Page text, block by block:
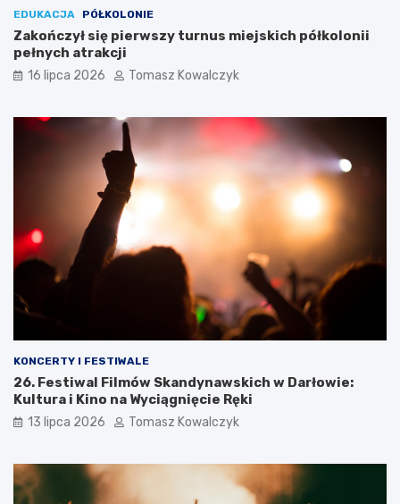
EDUKACJA PÓŁKOLONIE
Zakończył się pierwszy turnus miejskich półkolonii
pełnych atrakcji
16 lipca 2026 Tomasz Kowalczyk
KONCERTY I FESTIWALE
26. Festiwal Filmów Skandynawskich w Darłowie:
Kultura i Kino na Wyciągnięcie Ręki
13 lipca 2026 Tomasz Kowalczyk